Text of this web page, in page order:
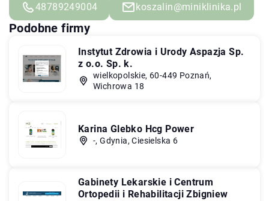
48789249004 koszalin@miniklinika.pl
Podobne firmy
Instytut Zdrowia i Urody Aspazja Sp.
z o.o. Sp. k.
wielkopolskie, 60-449 Poznań,
Wichrowa 18
Karina Glebko Hcg Power
-, Gdynia, Ciesielska 6
Gabinety Lekarskie i Centrum
Ortopedii i Rehabilitacji Zbigniew